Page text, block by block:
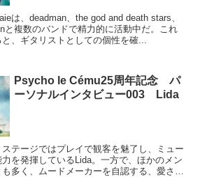
は、deadman、the god and death stars、
複数のバンドで精力的に活動中だ。これ
、ギタリストとしての個性を確...
Psycho le Cému25周年記念 パ
ーソナルインタビュー003 Lida
テージではプレイで観客を魅了し、ミュー
を発揮しているLida。一方で、ほかのメン
多く、ムードメーカーを自認する、愛され